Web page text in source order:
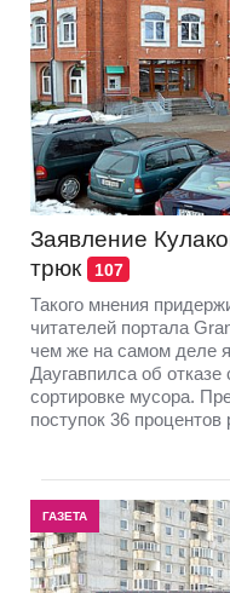
Заявление
трюк
107
Такого мнения
читателей портала
чем же на самом деле
Даугавпилса об
сортировке мусора.
поступок 36 процентов
ГАЗЕТА